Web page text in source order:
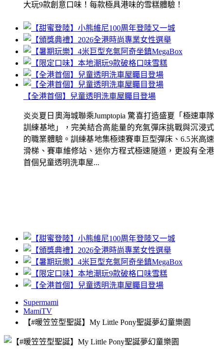
大玩9款創意口味！每款極具港味的雪糕體驗！
【全港首個】兒童透明洗車屋矚目登場
炎炎夏日奧海城聯乘Jumptopia 驚喜打造盛夏「極速車隊
訓練基地」，完美結合高能量的充氣彈床挑戰與沉浸式
的職業體驗。訓練基地集極速賽車巨型彈床、6.5米高速
滑梯、賽車維修站、迷你方程式極速隧道，更設有全港
首個兒童透明洗車屋...
Supermami
MamiTV
【#暖笠笠型聖誕】My Little Pony聖誕夢幻童樂園